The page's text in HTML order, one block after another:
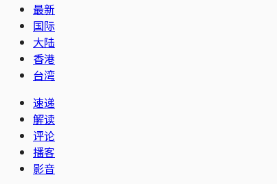
最新
国际
大陆
香港
台湾
速递
解读
评论
播客
影音